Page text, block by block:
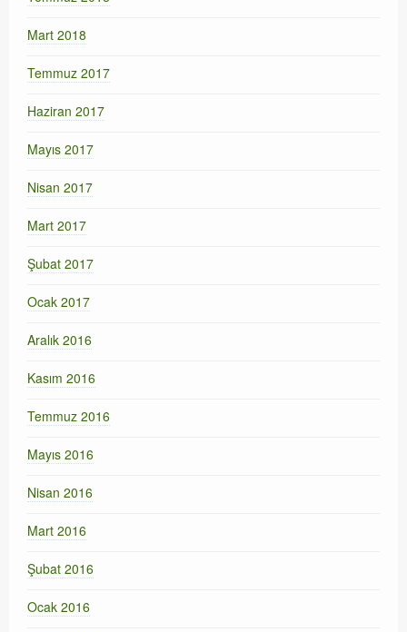
Mart 2018
Temmuz 2017
Haziran 2017
Mayıs 2017
Nisan 2017
Mart 2017
Şubat 2017
Ocak 2017
Aralık 2016
Kasım 2016
Temmuz 2016
Mayıs 2016
Nisan 2016
Mart 2016
Şubat 2016
Ocak 2016